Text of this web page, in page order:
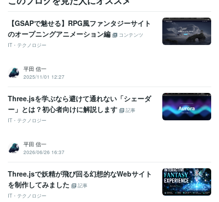
【GSAPで魅せる】RPG風ファンタジーサイト
のオープニングアニメーション編
コンテンツ
IT・テクノロジー
平田 信一
2025/11/01 12:27
Three.jsを学ぶなら避けて通れない「シェーダ
ー」とは？初心者向けに解説します
記事
IT・テクノロジー
平田 信一
2026/06/26 16:37
Three.jsで妖精が飛び回る幻想的なWebサイト
を制作してみました
記事
IT・テクノロジー